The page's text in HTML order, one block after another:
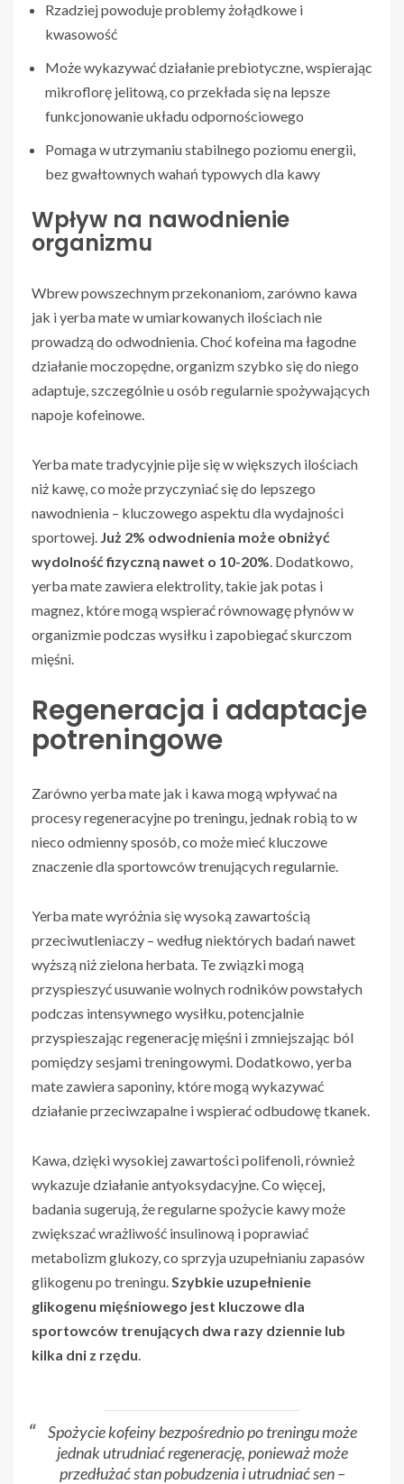
Rzadziej powoduje problemy żołądkowe i
kwasowość
Może wykazywać działanie prebiotyczne, wspierając
mikroflorę jelitową, co przekłada się na lepsze
funkcjonowanie układu odpornościowego
Pomaga w utrzymaniu stabilnego poziomu energii,
bez gwałtownych wahań typowych dla kawy
Wpływ na nawodnienie
organizmu
Wbrew powszechnym przekonaniom, zarówno kawa
jak i yerba mate w umiarkowanych ilościach nie
prowadzą do odwodnienia. Choć kofeina ma łagodne
działanie moczopędne, organizm szybko się do niego
adaptuje, szczególnie u osób regularnie spożywających
napoje kofeinowe.
Yerba mate tradycyjnie pije się w większych ilościach
niż kawę, co może przyczyniać się do lepszego
nawodnienia – kluczowego aspektu dla wydajności
sportowej. Już 2% odwodnienia może obniżyć
wydolność fizyczną nawet o 10-20% . Dodatkowo,
yerba mate zawiera elektrolity, takie jak potas i
magnez, które mogą wspierać równowagę płynów w
organizmie podczas wysiłku i zapobiegać skurczom
mięśni.
Regeneracja i adaptacje
potreningowe
Zarówno yerba mate jak i kawa mogą wpływać na
procesy regeneracyjne po treningu, jednak robią to w
nieco odmienny sposób, co może mieć kluczowe
znaczenie dla sportowców trenujących regularnie.
Yerba mate wyróżnia się wysoką zawartością
przeciwutleniaczy – według niektórych badań nawet
wyższą niż zielona herbata. Te związki mogą
przyspieszyć usuwanie wolnych rodników powstałych
podczas intensywnego wysiłku, potencjalnie
przyspieszając regenerację mięśni i zmniejszając ból
pomiędzy sesjami treningowymi. Dodatkowo, yerba
mate zawiera saponiny, które mogą wykazywać
działanie przeciwzapalne i wspierać odbudowę tkanek.
Kawa, dzięki wysokiej zawartości polifenoli, również
wykazuje działanie antyoksydacyjne. Co więcej,
badania sugerują, że regularne spożycie kawy może
zwiększać wrażliwość insulinową i poprawiać
metabolizm glukozy, co sprzyja uzupełnianiu zapasów
glikogenu po treningu. Szybkie uzupełnienie
glikogenu mięśniowego jest kluczowe dla
sportowców trenujących dwa razy dziennie lub
kilka dni z rzędu
Spożycie kofeiny bezpośrednio po treningu może
jednak utrudniać regenerację, ponieważ może
przedłużać stan pobudzenia i utrudniać sen –